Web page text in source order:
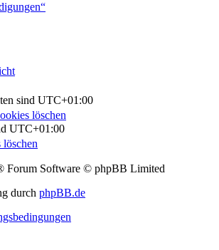
sind UTC+01:00
löschen
UTC+01:00
Forum Software © phpBB Limited
durch phpBB.de